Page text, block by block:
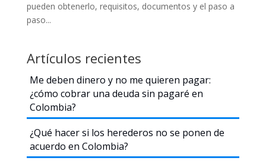
pueden obtenerlo, requisitos, documentos y el paso a
paso...
Artículos recientes
Me deben dinero y no me quieren pagar:
¿cómo cobrar una deuda sin pagaré en
Colombia?
¿Qué hacer si los herederos no se ponen de
acuerdo en Colombia?